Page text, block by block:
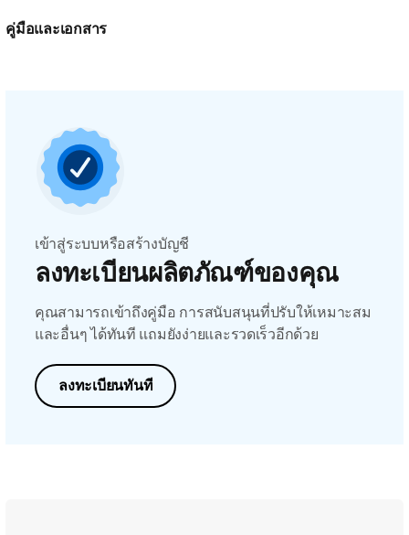
คู่มือและเอกสาร
เข้าสู่ระบบหรือสร้างบัญชี
ลงทะเบียนผลิตภัณฑ์ของคุณ
คุณสามารถเข้าถึงคู่มือ การสนับสนุนที่ปรับให้เหมาะสม
และอื่นๆ ได้ทันที แถมยังง่ายและรวดเร็วอีกด้วย
ลงทะเบียนทันที